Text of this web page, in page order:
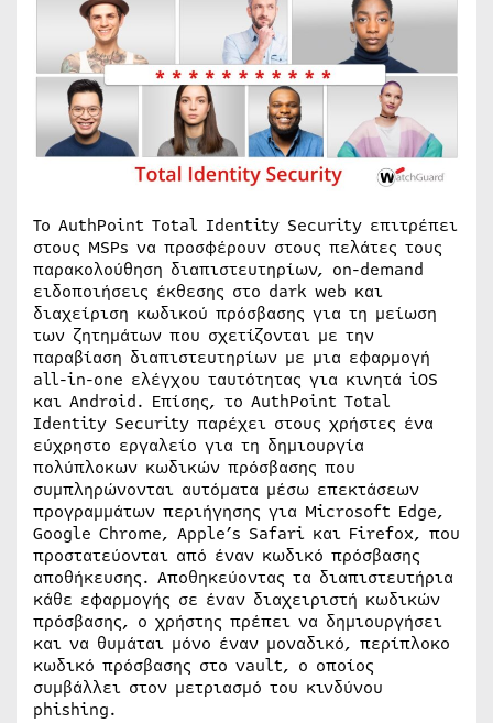
Το AuthPoint Total Identity Security επιτρέπει
στους MSPs να προσφέρουν στους πελάτες τους
παρακολούθηση διαπιστευτηρίων, on-demand
ειδοποιήσεις έκθεσης στο dark web και
διαχείριση κωδικού πρόσβασης για τη μείωση
των ζητημάτων που σχετίζονται με την
παραβίαση διαπιστευτηρίων με μια εφαρμογή
all-in-one ελέγχου ταυτότητας για κινητά iOS
και Android. Επίσης, το AuthPoint Total
Identity Security παρέχει στους χρήστες ένα
εύχρηστο εργαλείο για τη δημιουργία
πολύπλοκων κωδικών πρόσβασης που
συμπληρώνονται αυτόματα μέσω επεκτάσεων
προγραμμάτων περιήγησης για Microsoft Edge,
Google Chrome, Apple’s Safari και Firefox, που
προστατεύονται από έναν κωδικό πρόσβασης
αποθήκευσης. Αποθηκεύοντας τα διαπιστευτήρια
κάθε εφαρμογής σε έναν διαχειριστή κωδικών
πρόσβασης, ο χρήστης πρέπει να δημιουργήσει
και να θυμάται μόνο έναν μοναδικό, περίπλοκο
κωδικό πρόσβασης στο vault, ο οποίος
συμβάλλει στον μετριασμό του κινδύνου
phishing.